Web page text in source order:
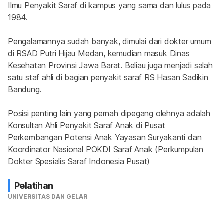
Ilmu Penyakit Saraf di kampus yang sama dan lulus pada
1984.
Pengalamannya sudah banyak, dimulai dari dokter umum
di RSAD Putri Hijau Medan, kemudian masuk Dinas
Kesehatan Provinsi Jawa Barat. Beliau juga menjadi salah
satu staf ahli di bagian penyakit saraf RS Hasan Sadikin
Bandung.
Posisi penting lain yang pernah dipegang olehnya adalah
Konsultan Ahli Penyakit Saraf Anak di Pusat
Perkembangan Potensi Anak Yayasan Suryakanti dan
Koordinator Nasional POKDI Saraf Anak (Perkumpulan
Dokter Spesialis Saraf Indonesia Pusat)
Pelatihan
UNIVERSITAS DAN GELAR